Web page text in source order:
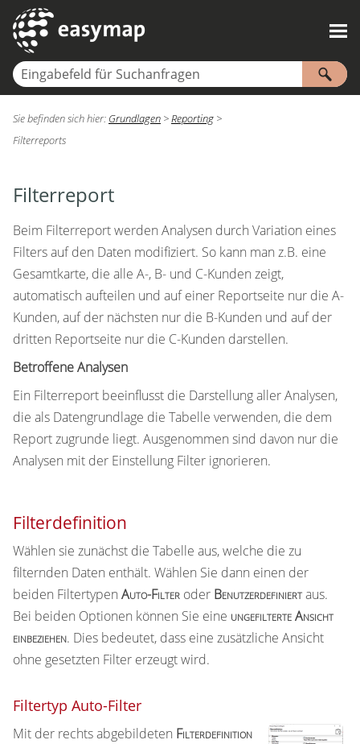
Zu Hauptinhalt springen
Sie befinden sich hier: Grundlagen >Reporting >
Filterreports
Filterreport
Beim Filterreport werden Analysen durch Variation eines
Filters auf den Daten modifiziert. So kann man z.B. eine
Gesamtkarte, die alle A-, B- und C-Kunden zeigt,
automatisch aufteilen und auf einer Reportseite nur die A-
Kunden, auf der nächsten nur die B-Kunden und auf der
dritten Reportseite nur die C-Kunden darstellen.
Betroffene Analysen
Ein Filterreport beeinflusst die Darstellung aller Analysen,
die als Datengrundlage die Tabelle verwenden, die dem
Report zugrunde liegt. Ausgenommen sind davon nur die
Analysen mit der Einstellung Filter ignorieren.
Filterdefinition
Wählen sie zunächst die Tabelle aus, welche die zu
filternden Daten enthält. Wählen Sie dann einen der
beiden Filtertypen Auto-Filter oder Benutzerdefiniertaus.
Bei beiden Optionen können Sie eine ungefilterte Ansicht
einbeziehen. Dies bedeutet, dass eine zusätzliche Ansicht
ohne gesetzten Filter erzeugt wird.
Filtertyp Auto-Filter
Mit der rechts abgebildeten Filterdefinition